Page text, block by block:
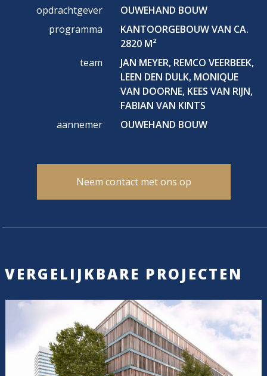
opdrachtgever
OUWEHAND BOUW
programma
KANTOORGEBOUW VAN CA.
2820 M²
team
JAN MEYER, REMCO VEERBEEK,
LEEN DEN DULK, MONIQUE
VAN DOORNE, KEES VAN RIJN,
FABIAN VAN KINTS
aannemer
OUWEHAND BOUW
Neem contact met ons op
VERGELIJKBARE PROJECTEN